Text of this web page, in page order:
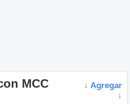
MCC
↓ Agregar
↓